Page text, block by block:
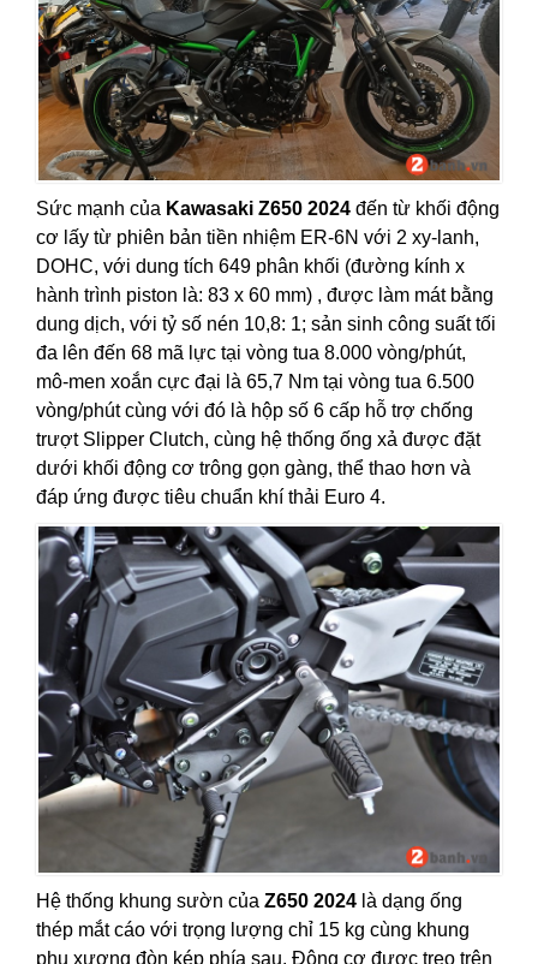
Sức mạnh của Kawasaki Z650 2024 đến từ khối động
cơ lấy từ phiên bản tiền nhiệm ER-6N với 2 xy-lanh,
DOHC, với dung tích 649 phân khối (đường kính x
hành trình piston là: 83 x 60 mm) , được làm mát bằng
dung dịch, với tỷ số nén 10,8: 1; sản sinh công suất tối
đa lên đến 68 mã lực tại vòng tua 8.000 vòng/phút,
mô-men xoắn cực đại là 65,7 Nm tại vòng tua 6.500
vòng/phút cùng với đó là hộp số 6 cấp hỗ trợ chống
trượt Slipper Clutch, cùng hệ thống ống xả được đặt
dưới khối động cơ trông gọn gàng, thể thao hơn và
đáp ứng được tiêu chuẩn khí thải Euro 4.
Hệ thống khung sườn của Z650 2024 là dạng ống
thép mắt cáo với trọng lượng chỉ 15 kg cùng khung
phụ xương đòn kép phía sau. Động cơ được treo trên